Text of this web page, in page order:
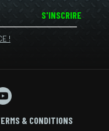
S'INSCRIRE
!
& CONDITIONS